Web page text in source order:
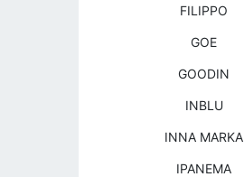
FILIPPO
GOE
GOODIN
INBLU
INNA MARKA
IPANEMA